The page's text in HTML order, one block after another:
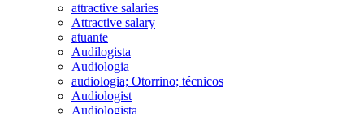
attractive salaries
Attractive salary
atuante
Audilogista
Audiologia
audiologia; Otorrino; técnicos
Audiologist
Audiologista